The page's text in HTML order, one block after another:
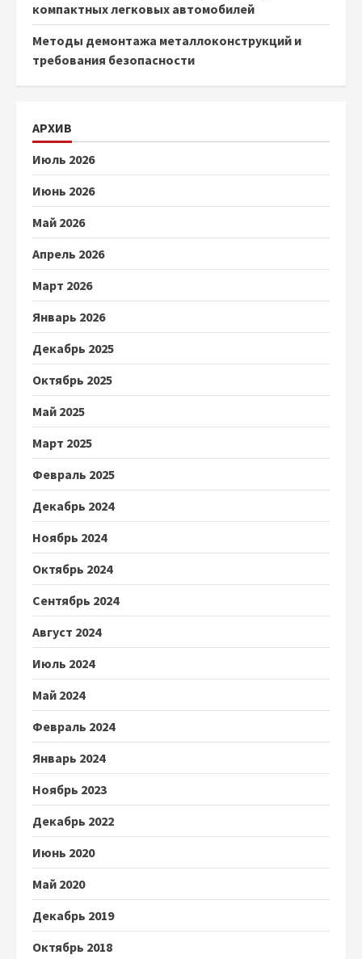
компактных легковых автомобилей
Методы демонтажа металлоконструкций и
требования безопасности
АРХИВ
Июль 2026
Июнь 2026
Май 2026
Апрель 2026
Март 2026
Январь 2026
Декабрь 2025
Октябрь 2025
Май 2025
Март 2025
Февраль 2025
Декабрь 2024
Ноябрь 2024
Октябрь 2024
Сентябрь 2024
Август 2024
Июль 2024
Май 2024
Февраль 2024
Январь 2024
Ноябрь 2023
Декабрь 2022
Июнь 2020
Май 2020
Декабрь 2019
Октябрь 2018